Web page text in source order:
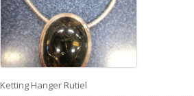
Ketting Hanger Rutiel